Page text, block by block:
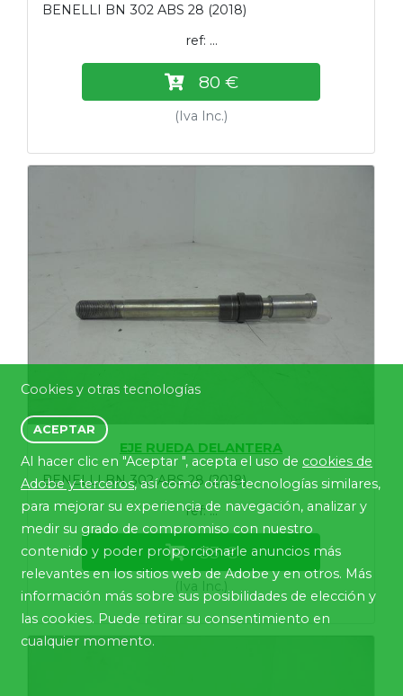
BENELLI BN 302 ABS 28 (2018)
ref: ...
80 €
(Iva Inc.)
EJE RUEDA DELANTERA
BENELLI BN 302 ABS 28 (2018)
ref: ...
33 €
(Iva Inc.)
Cookies y otras tecnologías
ACEPTAR
Al hacer clic en "Aceptar ", acepta el uso de cookies de
Adobe y terceros, así como otras tecnologías similares,
para mejorar su experiencia de navegación, analizar y
medir su grado de compromiso con nuestro
contenido y poder proporcionarle anuncios más
relevantes en los sitios web de Adobe y en otros. Más
información más sobre sus posibilidades de elección y
las cookies. Puede retirar su consentimiento en
cualquier momento.